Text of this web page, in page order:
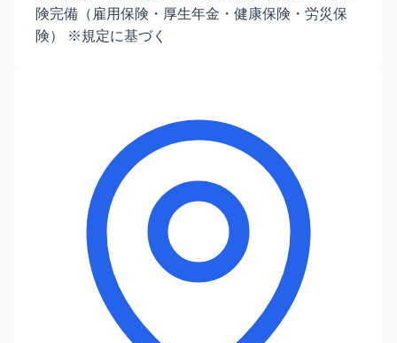
険完備（雇用保険・厚生年金・健康保険・労災保
険） ※規定に基づく